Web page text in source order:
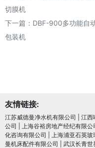
切膜机
下一篇： DBF-900多功能自
包装机
友情链接:
江苏威德曼净水机有限公司 江西
公司
上海谷裕房地产经纪有限公
化咨询有限公司
上海浦亚石英玻
曼机床配件有限公司
武汉长青世